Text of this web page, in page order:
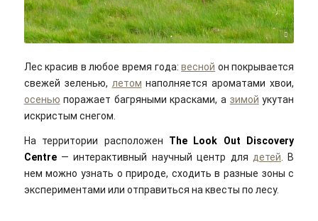
Timo Newton-Syms/flickr/Cc-by-sa 2.0
Лес красив в любое время года:весной он покрывается
свежей зеленью, летом наполняется ароматами хвои,
осенью поражает багряными красками, а зимой укутан
искристым снегом.
На территории расположен The Look Out Discovery
Centre— интерактивный научный центр для детей . В
нем можно узнать о природе, сходить в разные зоны с
экспериментами или отправиться на квесты по лесу.